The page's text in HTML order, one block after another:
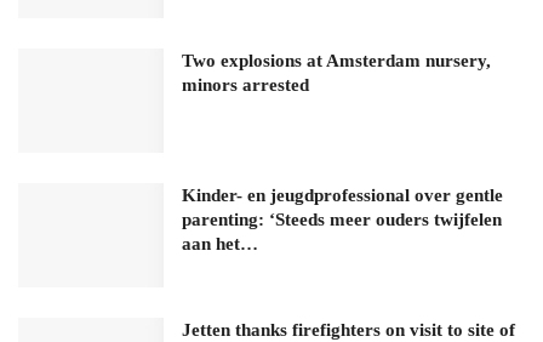
Two explosions at Amsterdam nursery,
minors arrested
Kinder- en jeugdprofessional over gentle
parenting: ‘Steeds meer ouders twijfelen
aan het…
Jetten thanks firefighters on visit to site of